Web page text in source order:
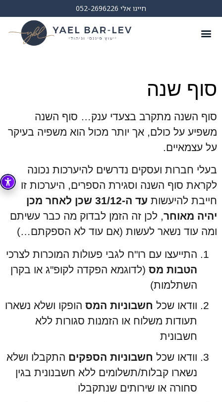
חייגו אלי 052-2696226
סוף שנה
סוף השנה מתקרב בצעדי ענק… סוף השנה
משפיע על כולם, אך יותר מכול הוא משפיה בעיקר
על עצמאיים.
בעלי חברות ועסקים נדרשים להיערכות נכונה
לקראת סוף השנה וסגירת הספרים, היערכות זו
חייבת להיעשות
עד ה-31/12 שכן לאחר מכן
יהיה מאוחר, לכן זה הזמן לבדוק מה כבר עשיתם
ומה עוד נשאר לעשות (אם עוד לא הספקתם…)
התייעצו עם רו"ח לגבי פעולות המוכרות לצרכי
הטבות מס (לדוגמא הפקדה לקופ"ג או בקרן
השתלמות)
וודאו שכל חשבוניות המס הופקו ושלא נשארו
תעודות משלוח או הזמנות סגורות ללא
חשבונית
וודאו שכל חשבוניות הספקים התקבלו ושלא
נשארו קבלות/תשלומים ללא חשבנונית בגין
סחורה או שירותים שנתקבלו